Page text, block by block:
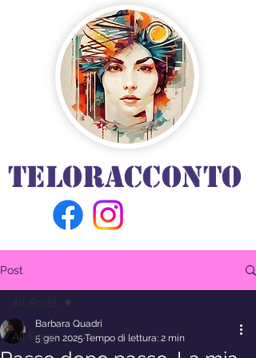
TELORACCONTO
Post
All Posts
Barbara Quadri
5 gen 2025 Tempo di lettura: 2 min